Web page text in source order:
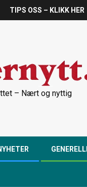
TIPS OSS – KLIKK HER
– Nært og nyttig